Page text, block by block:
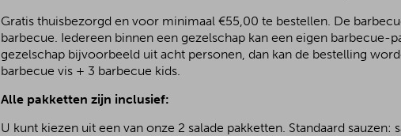
Gratis thuisbezorgd en voor minimaal €55,00 te bestellen. De
barbecue. Iedereen binnen een gezelschap kan een eigen barbecue-
gezelschap bijvoorbeeld uit acht personen, dan kan de bestelling
barbecue vis + 3 barbecue kids.
Alle pakketten zijn inclusief:
U kunt kiezen uit een van onze 2 salade pakketten. Standaard